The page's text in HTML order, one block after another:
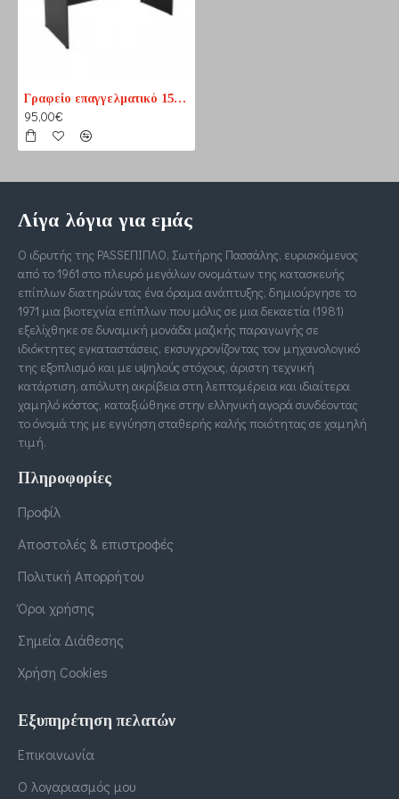
Γραφείο επαγγελματικό 150cm x 70cm
95,00€
Λίγα λόγια για εμάς
Ο ιδρυτής της PASSΕΠΙΠΛΟ, Σωτήρης Πασσάλης, ευρισκόμενος
από το 1961 στο πλευρό μεγάλων ονομάτων της κατασκευής
επίπλων διατηρώντας ένα όραμα ανάπτυξης, δημιούργησε το
1971 μια βιοτεχνία επίπλων που μόλις σε μια δεκαετία (1981)
εξελίχθηκε σε δυναμική μονάδα μαζικής παραγωγής σε
ιδιόκτητες εγκαταστάσεις, εκσυγχρονίζοντας τον μηχανολογικό
της εξοπλισμό και με υψηλούς στόχους, άριστη τεχνική
κατάρτιση, απόλυτη ακρίβεια στη λεπτομέρεια και ιδιαίτερα
χαμηλό κόστος, καταξιώθηκε στην ελληνική αγορά συνδέοντας
το όνομά της με εγγύηση σταθερής καλής ποιότητας σε χαμηλή
τιμή.
Πληροφορίες
Προφίλ
Αποστολές & επιστροφές
Πολιτική Απορρήτου
Όροι χρήσης
Σημεία Διάθεσης
Χρήση Cookies
Εξυπηρέτηση πελατών
Επικοινωνία
Ο λογαριασμός μου